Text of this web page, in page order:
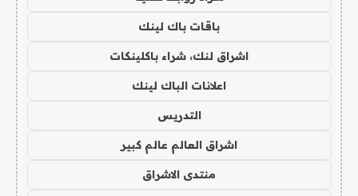
باقات باك لينك
اشراق لنك، شراء باكلينكات
اعلانات الباك لينك
التدريس
اشراق العالم عالم كبير
منتدى الاشراق